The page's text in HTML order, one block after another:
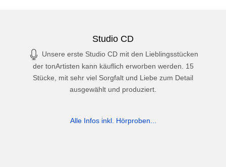
Studio CD
Unsere erste Studio CD mit den Lieblingsstücken
der tonArtisten kann käuflich erworben werden. 15
Stücke, mit sehr viel Sorgfalt und Liebe zum Detail
ausgewählt und produziert.
Alle Infos inkl. Hörproben...